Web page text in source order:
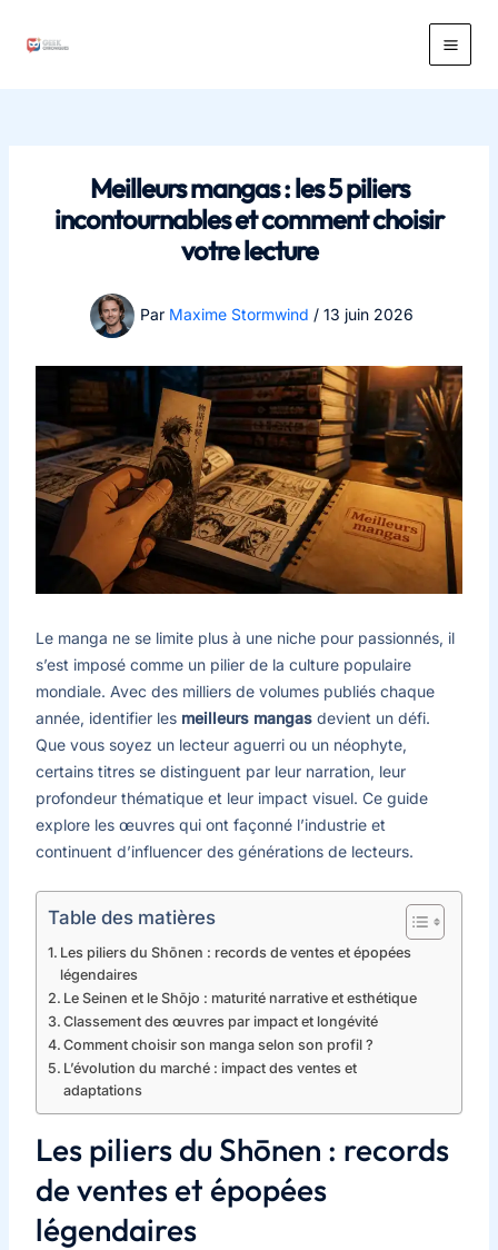
Main
Meilleurs mangas : les 5 piliers
incontournables et comment choisir
votre lecture
Par Maxime Stormwind / 13 juin 2026
Le manga ne se limite plus à une niche pour passionnés, il
s’est imposé comme un pilier de la culture populaire
mondiale. Avec des milliers de volumes publiés chaque
année, identifier les meilleurs mangasdevient un défi.
Que vous soyez un lecteur aguerri ou un néophyte,
certains titres se distinguent par leur narration, leur
profondeur thématique et leur impact visuel. Ce guide
explore les œuvres qui ont façonné l’industrie et
continuent d’influencer des générations de lecteurs.
Table des matières
Les piliers du Shōnen : records de ventes et épopées
légendaires
Le Seinen et le Shōjo : maturité narrative et esthétique
Classement des œuvres par impact et longévité
Comment choisir son manga selon son profil ?
L’évolution du marché : impact des ventes et
adaptations
Les piliers du Shōnen : records
de ventes et épopées
légendaires